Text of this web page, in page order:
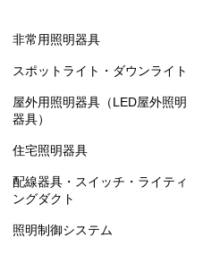
非常用照明器具
スポットライト・ダウンライト
屋外用照明器具（LED屋外照明
器具）
住宅照明器具
配線器具・スイッチ・ライティ
ングダクト
照明制御システム